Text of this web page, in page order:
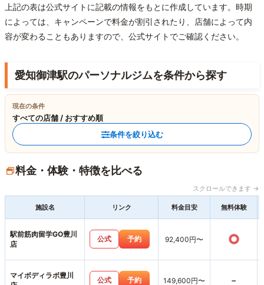
上記の表は公式サイトに記載の情報をもとに作成しています。時期
によっては、キャンペーンで料金が割引されたり、店舗によって内
容が変わることもありますので、公式サイトでご確認ください。
愛知御津駅のパーソナルジムを条件から探す
現在の条件
すべての店舗 / おすすめ順
条件を絞り込む
料金・体験・特徴を比べる
スクロールできます →
施設名 リンク 料金目安 無料体験
駅前筋肉留学GO豊川
店
公式 予約 92,400円〜 ○
マイボディラボ豊川
公式 予約 149,600円〜 -